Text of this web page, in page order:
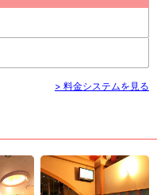
> 料金システムを見る